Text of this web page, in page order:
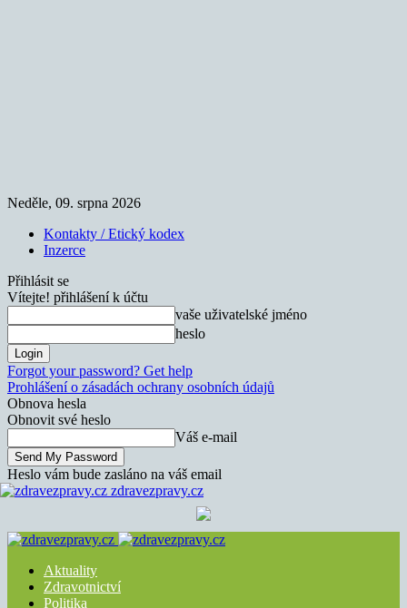
Neděle, 09. srpna 2026
Kontakty / Etický kodex
Inzerce
Přihlásit se
Vítejte! přihlášení k účtu
vaše uživatelské jméno
heslo
Forgot your password? Get help
Prohlášení o zásadách ochrany osobních údajů
Obnova hesla
Obnovit své heslo
Váš e-mail
Heslo vám bude zasláno na váš email
zdravezpravy.cz
Aktuality
Zdravotnictví
Politika